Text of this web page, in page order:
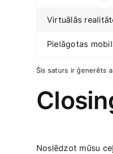
Virtuālās
Pielāgotas
Šis saturs ir ģenerēts
Noslēdzot mūsu‍